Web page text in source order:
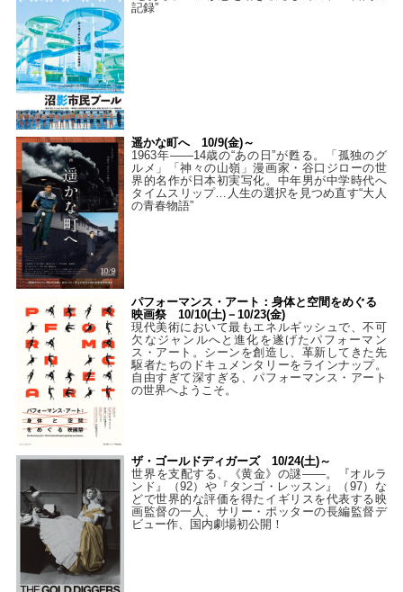
記録”
遥かな町へ 10/9(金)～
1963年――14歳の“あの日”が甦る。「孤独のグ
ルメ」「神々の山嶺」漫画家・谷口ジローの世
界的名作が日本初実写化。中年男が中学時代へ
タイムスリップ…人生の選択を見つめ直す“大人
の青春物語”
パフォーマンス・アート：身体と空間をめぐる
映画祭 10/10(土)－10/23(金)
現代美術において最もエネルギッシュで、不可
欠なジャンルへと進化を遂げたパフォーマン
ス・アート。シーンを創造し、革新してきた先
駆者たちのドキュメンタリーをラインナップ。
自由すぎて深すぎる、パフォーマンス・アート
の世界へようこそ。
ザ・ゴールドディガーズ 10/24(土)～
世界を支配する、《黄金》の謎――。『オルラ
ンド』（92）や『タンゴ・レッスン』（97）な
どで世界的な評価を得たイギリスを代表する映
画監督の一人、サリー・ポッターの長編監督デ
ビュー作、国内劇場初公開！